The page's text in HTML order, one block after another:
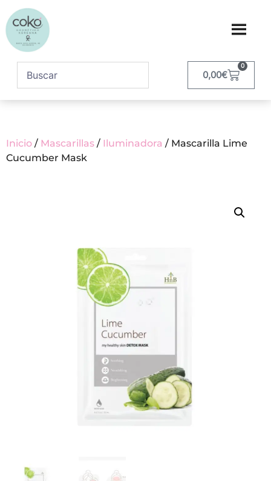
0,00€
0
Inicio / Mascarillas / Iluminadora / Mascarilla Lime
Cucumber Mask